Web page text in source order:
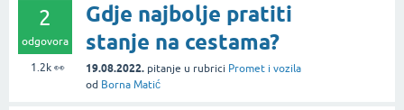
2
odgovora
1.2k👀
Gdje najbolje pratiti
stanje na cestama?
19.08.2022. pitanje u rubrici Promet i vozila
od Borna Matić